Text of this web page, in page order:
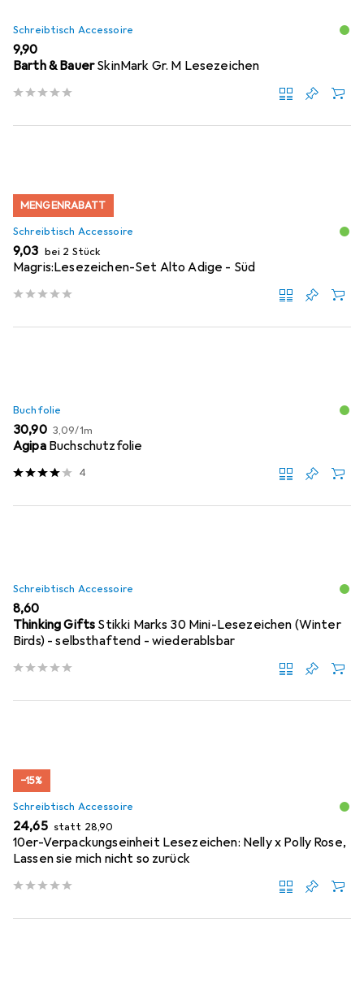
Schreibtisch Accessoire
EUR
9,90
Barth & BauerSkinMark Gr. M Lesezeichen
MENGENRABATT
Schreibtisch Accessoire
EUR
9,03 bei 2 Stück
Magris:Lesezeichen-Set Alto Adige - Süd
Buchfolie
EUR
30,90 EUR
3,09/1m
Agipa Buchschutzfolie
4
Schreibtisch Accessoire
EUR
8,60
Thinking Gifts Stikki Marks 30 Mini-Lesezeichen (Winter
Birds) - selbsthaftend - wiederablsbar
−15%
Schreibtisch Accessoire
EUR
24,65 statt EUR
28,90
10er-Verpackungseinheit Lesezeichen: Nelly x Polly Rose,
Lassen sie mich nicht so zurück